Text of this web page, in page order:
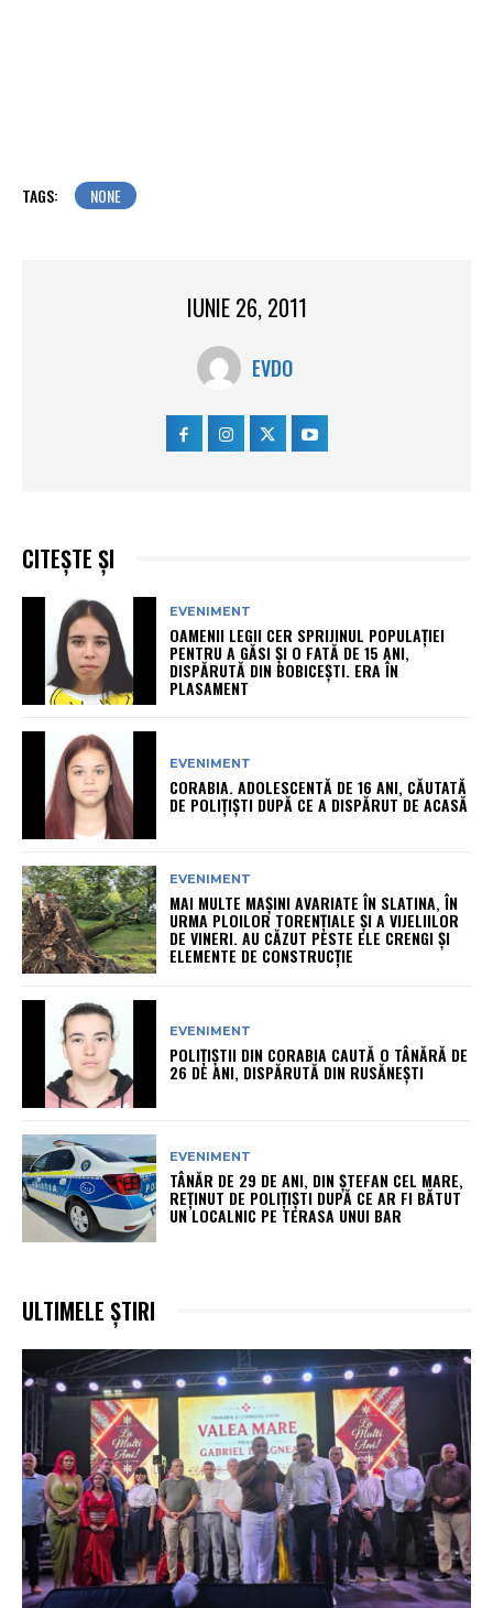
TAGS: NONE
IUNIE 26, 2011
EVDO
CITEȘTE ȘI
EVENIMENT
OAMENII LEGII CER SPRIJINUL POPULAȚIEI
PENTRU A GĂSI ȘI O FATĂ DE 15 ANI,
DISPĂRUTĂ DIN BOBICEȘTI. ERA ÎN
PLASAMENT
EVENIMENT
CORABIA. ADOLESCENTĂ DE 16 ANI, CĂUTATĂ
DE POLIȚIȘTI DUPĂ CE A DISPĂRUT DE ACASĂ
EVENIMENT
MAI MULTE MAȘINI AVARIATE ÎN SLATINA, ÎN
URMA PLOILOR TORENȚIALE ȘI A VIJELIILOR
DE VINERI. AU CĂZUT PESTE ELE CRENGI ȘI
ELEMENTE DE CONSTRUCȚIE
EVENIMENT
POLIȚIȘTII DIN CORABIA CAUTĂ O TÂNĂRĂ DE
26 DE ANI, DISPĂRUTĂ DIN RUSĂNEȘTI
EVENIMENT
TÂNĂR DE 29 DE ANI, DIN ȘTEFAN CEL MARE,
REȚINUT DE POLIȚIȘTI DUPĂ CE AR FI BĂTUT
UN LOCALNIC PE TERASA UNUI BAR
ULTIMELE ȘTIRI